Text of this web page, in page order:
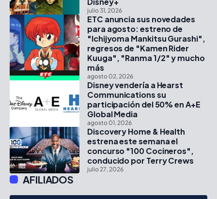
julio 31, 2026
ETC anuncia sus novedades
para agosto: estreno de
"Ichijyoma Mankitsu Gurashi",
regresos de "Kamen Rider
Kuuga", "Ranma 1/2" y mucho
más
agosto 02, 2026
Disney vendería a Hearst
Communications su
participación del 50% en A+E
Global Media
agosto 01, 2026
Discovery Home & Health
estrena este semana el
concurso "100 Cocineros",
conducido por Terry Crews
julio 27, 2026
AFILIADOS